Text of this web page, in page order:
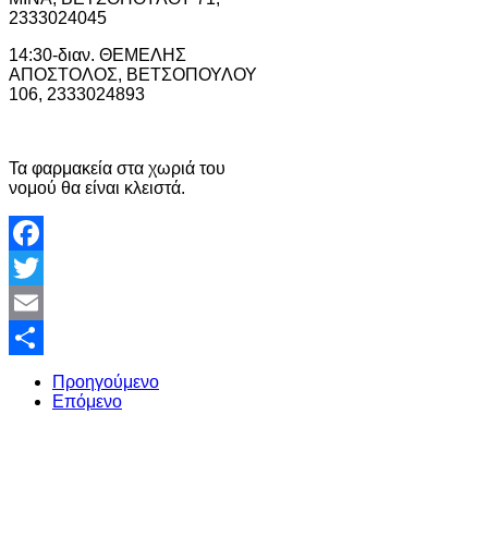
2333024045
14:30-διαν. ΘΕΜΕΛΗΣ
ΑΠΟΣΤΟΛΟΣ, ΒΕΤΣΟΠΟΥΛΟΥ
106, 2333024893
Τα φαρμακεία στα χωριά του
νομού θα είναι κλειστά.
Facebook
Twitter
Email
Share
Προηγούμενο
Επόμενο